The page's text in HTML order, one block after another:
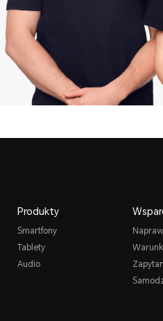
Produkty
Smartfony
Tablety
Audio